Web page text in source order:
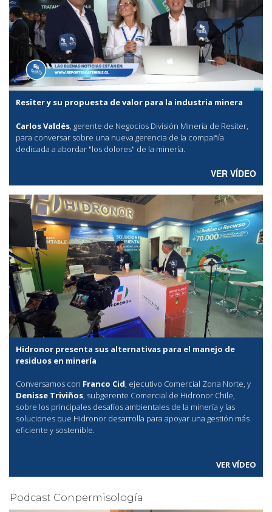
Resiter y su propuesta de valor para la industria minera
Carlos Valdés, gerente de Negocios División Minería de Resiter,
para conversar sobre una nueva gerencia de la compañía
dedicada a abordar "los dolores" de la minería.
VER VÍDEO
Hidronor presenta sus alternativas para el manejo de
residuos en minería
Conversamos con Franco Cid, ejecutivo Comercial Zona Norte, y
Denisse Triviños, subgerente Comercial de Hidronor Chile,
sobre los principales desafíos ambientales de la minería y las
soluciones que Hidronor desarrolla para apoyar una gestión más
eficiente y sostenible.
VER VÍDEO
Podcast Conpermisología